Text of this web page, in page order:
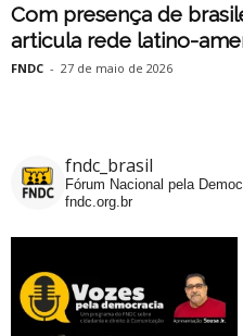
Com presença de
articula rede latino-
FNDC - 27 de maio de 2026
fndc_brasil
Fórum Nacional pela
fndc.org.br